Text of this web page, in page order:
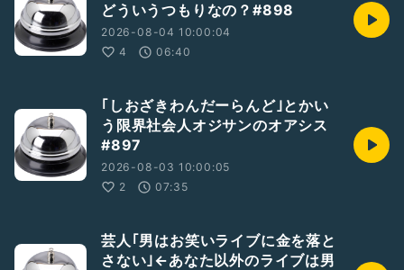
どういうつもりなの？#898
2026-08-04 10:00:04
4
06:40
｢しおざきわんだーらんど｣とかい
う限界社会人オジサンのオアシス
#897
2026-08-03 10:00:05
2
07:35
芸人｢男はお笑いライブに金を落と
さない｣←あなた以外のライブは男